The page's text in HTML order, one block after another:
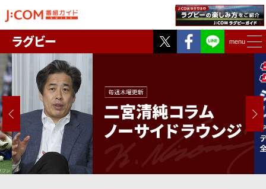
Twitter
Facebook
menu
ラグビー